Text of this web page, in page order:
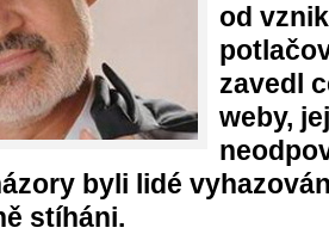
od
zavedl
weby,
byli lidé
stíháni.